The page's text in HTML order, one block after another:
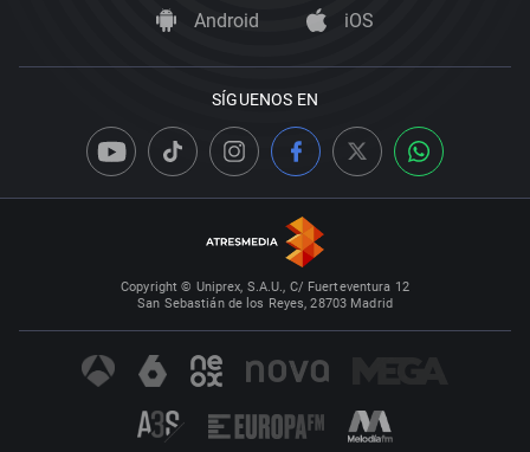
Android iOS
SÍGUENOS EN
Copyright © Uniprex, S.A.U., C/ Fuerteventura 12
San Sebastián de los Reyes, 28703 Madrid